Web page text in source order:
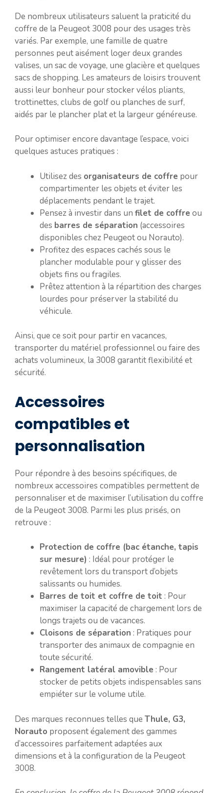
De nombreux utilisateurs saluent la praticité du
coffre de la Peugeot 3008 pour des usages très
variés. Par exemple, une famille de quatre
personnes peut aisément loger deux grandes
valises, un sac de voyage, une glacière et quelques
sacs de shopping. Les amateurs de loisirs trouvent
aussi leur bonheur pour stocker vélos pliants,
trottinettes, clubs de golf ou planches de surf,
aidés par le plancher plat et la largeur généreuse.
Pour optimiser encore davantage l’espace, voici
quelques astuces pratiques :
Utilisez des organisateurs de coffre pour
compartimenter les objets et éviter les
déplacements pendant le trajet.
Pensez à investir dans un filet de coffre ou
des barres de séparation (accessoires
disponibles chez Peugeot ou Norauto).
Profitez des espaces cachés sous le
plancher modulable pour y glisser des
objets fins ou fragiles.
Prêtez attention à la répartition des charges
lourdes pour préserver la stabilité du
véhicule.
Ainsi, que ce soit pour partir en vacances,
transporter du matériel professionnel ou faire des
achats volumineux, la 3008 garantit flexibilité et
sécurité.
Accessoires
compatibles et
personnalisation
Pour répondre à des besoins spécifiques, de
nombreux accessoires compatibles permettent de
personnaliser et de maximiser l’utilisation du coffre
de la Peugeot 3008. Parmi les plus prisés, on
retrouve :
Protection de coffre (bac étanche, tapis
sur mesure) : Idéal pour protéger le
revêtement lors du transport d’objets
salissants ou humides.
Barres de toit et coffre de toit : Pour
maximiser la capacité de chargement lors de
longs trajets ou de vacances.
Cloisons de séparation : Pratiques pour
transporter des animaux de compagnie en
toute sécurité.
Rangement latéral amovible : Pour
stocker de petits objets indispensables sans
empiéter sur le volume utile.
Des marques reconnues telles que Thule, G3,
Norauto proposent également des gammes
d’accessoires parfaitement adaptées aux
dimensions et à la configuration de la Peugeot
3008.